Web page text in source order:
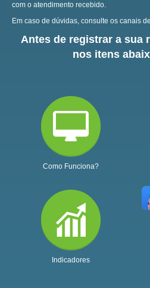
com o atendimento recebido.
Em caso de dúvidas, consulte os canais
Antes de registrar a sua
nos itens
Como Funciona?
Indicadores